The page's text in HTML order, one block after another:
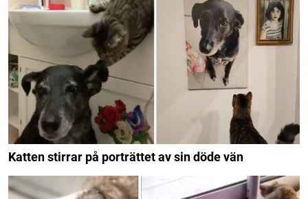
Katten stirrar på porträttet av sin döde vän